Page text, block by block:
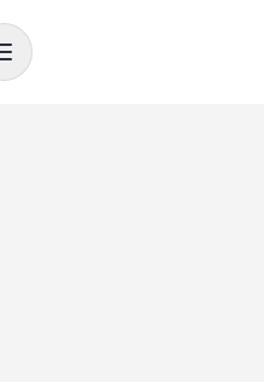
Toggle navigation